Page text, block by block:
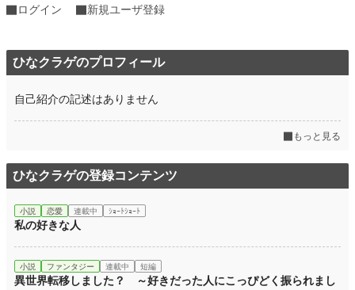
週間ポイント 35 pt (53,125 位)
年間ポイント 2,587 pt (60,986 位)
ログイン
新規ユーザ登録
ひなクラゲのプロフィール
自己紹介の記述はありません
もっと見る
ひなクラゲの登録コンテンツ
小説 恋愛 連載中 ｼｮｰﾄｼｮｰﾄ
私の好きな人
小説 ファンタジー 連載中 短編
異世界転移しました？ ～好きだった人にこっぴどく振られまし